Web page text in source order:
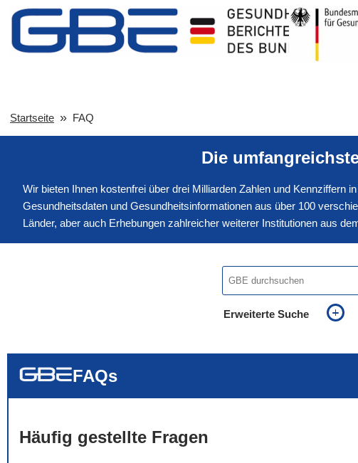
Startseite FAQ
Die
Wir bieten Ihnen kostenfrei über drei Milliarden Zahlen und Kennziffern
Gesundheitsdaten und Gesundheitsinformationen aus über 100
Länder, aber auch Erhebungen zahlreicher weiterer Institutionen aus
Erweiterte Suche
FAQs
Häufig gestellte Fragen